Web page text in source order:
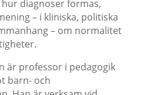
diagnoser formas,
– i kliniska, politiska
– om normalitet
är professor i pedagogik
barn- och